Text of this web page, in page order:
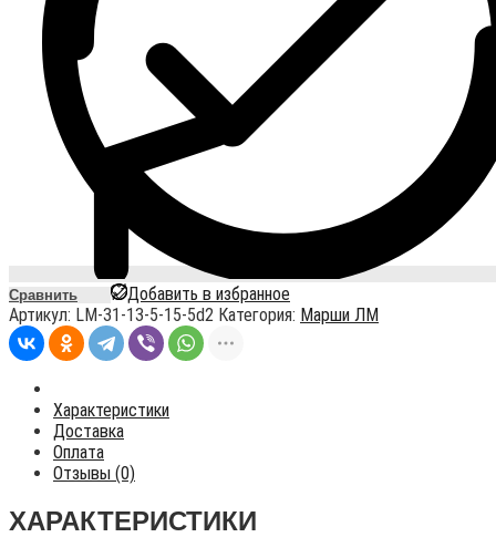
Сравнить
Добавить в избранное
Артикул: LM-31-13-5-15-5d2 Категория: Марши ЛМ
Характеристики
Доставка
Оплата
Отзывы (0)
ХАРАКТЕРИСТИКИ